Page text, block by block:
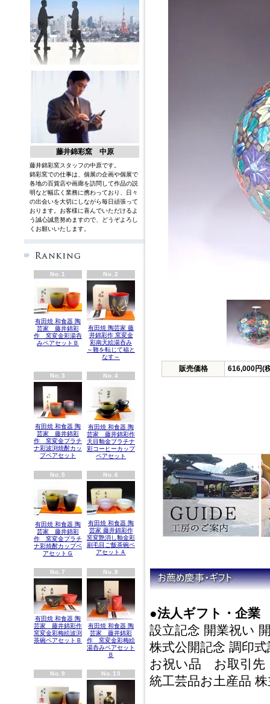
藤井錦彩窯 中原
藤井錦彩窯スタッフの中原です。
錦彩窯での仕事は、個展の企画や個展で
各地の百貨店や画廊を訪問して作品の説
明など幅広く業務に携わっており、日々
の出会いを大切にしながら毎日頑張って
おります。お客様に喜んでいただけるよ
う誠心誠意努めますので、どうぞよろし
くお願いいたします。
No.1
有田焼 和食器 陶
芸家 藤井錦彩
作 窯変金彩湯呑
みペアセットＢ
No.2
有田焼 陶芸家 藤
井錦彩作 窯変金
彩南天絵湯呑み
～難を転じて福と
なす～
No.3
有田焼 和食器 陶
芸家 藤井錦彩
作 窯変金プラチ
ナ彩波渕焼酎カッ
プペアセット
No.4
有田焼 和食器 陶
芸家 藤井錦彩作
天目釉金プラチナ
彩コーヒーカップ
ペアセット
No.5
有田焼 和食器 陶
芸家 藤井錦彩
作 窯変金プラチ
ナ彩焼酎カップペ
アセットＧ
No.6
有田焼 和食器 陶
芸家 藤井錦彩作
窯変艶消し釉金彩
刷毛目ご飯茶碗ペ
アセットＡ
No.7
有田焼 和食器 陶
芸家 藤井錦彩作
窯変金彩梅絵波渕
茶碗ペアセットＢ
No.8
有田焼 和食器 陶
芸家 藤井錦彩
作 窯変金彩梅絵
湯呑みペアセット
Ｂ
No.9 No.10
販売価格 616,000円(
●法人ギフト・企業
設立記念 開業祝い
株式公開記念 調印
お祝い品 お取引先
統工芸品お土産品